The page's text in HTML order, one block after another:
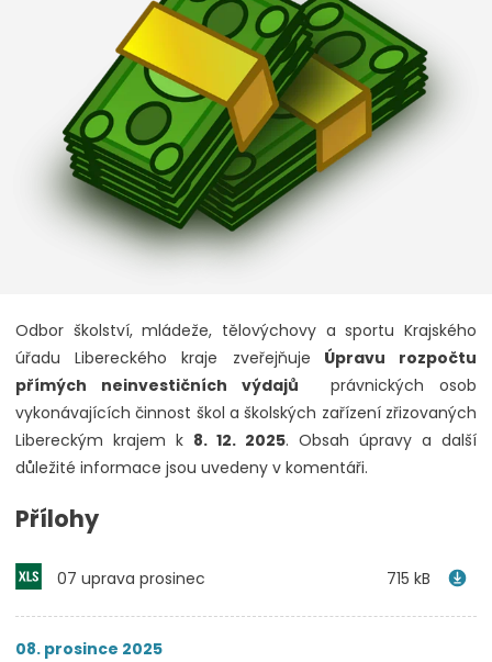
Odbor školství, mládeže, tělovýchovy a sportu Krajského
úřadu Libereckého kraje zveřejňuje Úpravu rozpočtu
přímých neinvestičních výdajů právnických osob
vykonávajících činnost škol a školských zařízení zřizovaných
Libereckým krajem k 8. 12. 2025. Obsah úpravy a další
důležité informace jsou uvedeny v komentáři.
Přílohy
07 uprava prosinec 715 kB
08. prosince 2025